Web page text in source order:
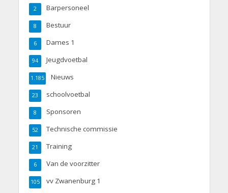
Barpersoneel
2
Bestuur
8
Dames 1
6
Jeugdvoetbal
94
Nieuws
1.185
schoolvoetbal
23
Sponsoren
8
Technische commissie
52
Training
21
Van de voorzitter
6
vv Zwanenburg 1
105